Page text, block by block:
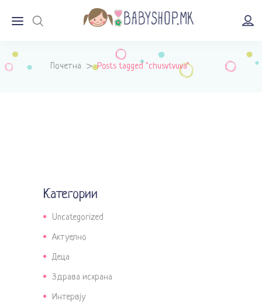
Почетна >Posts tagged "chusvtvuva"
Категории
Uncategorized
Актуелно
Деца
Здрава исхрана
Интервју